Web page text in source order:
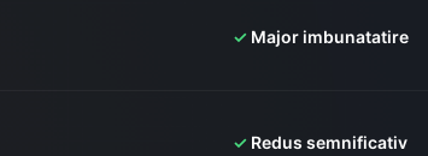
✓Major imbunatatire
✓ Redus semnificativ